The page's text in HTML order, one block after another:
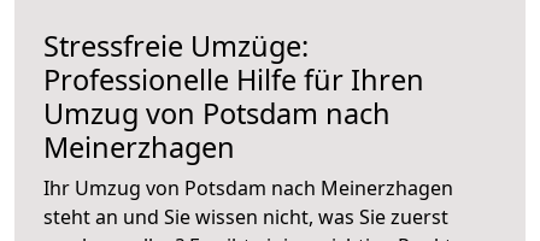
Stressfreie Umzüge:
Professionelle Hilfe für Ihren
Umzug von Potsdam nach
Meinerzhagen
Ihr Umzug von Potsdam nach Meinerzhagen
steht an und Sie wissen nicht, was Sie zuerst